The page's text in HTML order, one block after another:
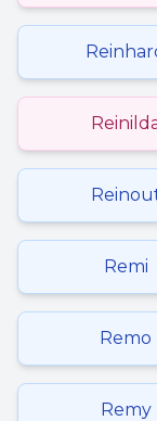
Remi
Remo
Remy